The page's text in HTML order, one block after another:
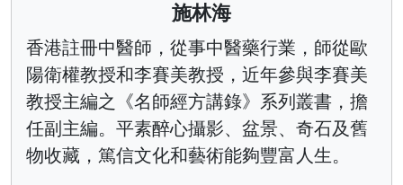
施林海
香港註冊中醫師，從事中醫藥行業，師從歐
陽衛權教授和李賽美教授，近年參與李賽美
教授主編之《名師經方講錄》系列叢書，擔
任副主編。平素醉心攝影、盆景、奇石及舊
物收藏，篤信文化和藝術能夠豐富人生。